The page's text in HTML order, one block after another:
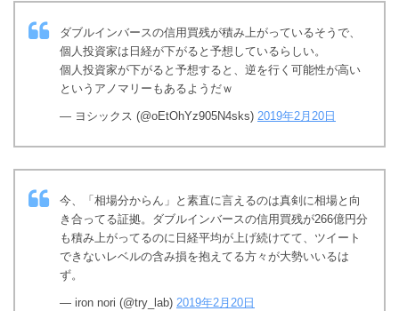
ダブルインバースの信用買残が積み上がっているそうで、
個人投資家は日経が下がると予想しているらしい。
個人投資家が下がると予想すると、逆を行く可能性が高い
というアノマリーもあるようだｗ
— ヨシックス (@oEtOhYz905N4sks) 2019年2月20日
今、「相場分からん」と素直に言えるのは真剣に相場と向
き合ってる証拠。ダブルインバースの信用買残が266億円分
も積み上がってるのに日経平均が上げ続けてて、ツイート
できないレベルの含み損を抱えてる方々が大勢いいるは
ず。
— iron nori (@try_lab) 2019年2月20日